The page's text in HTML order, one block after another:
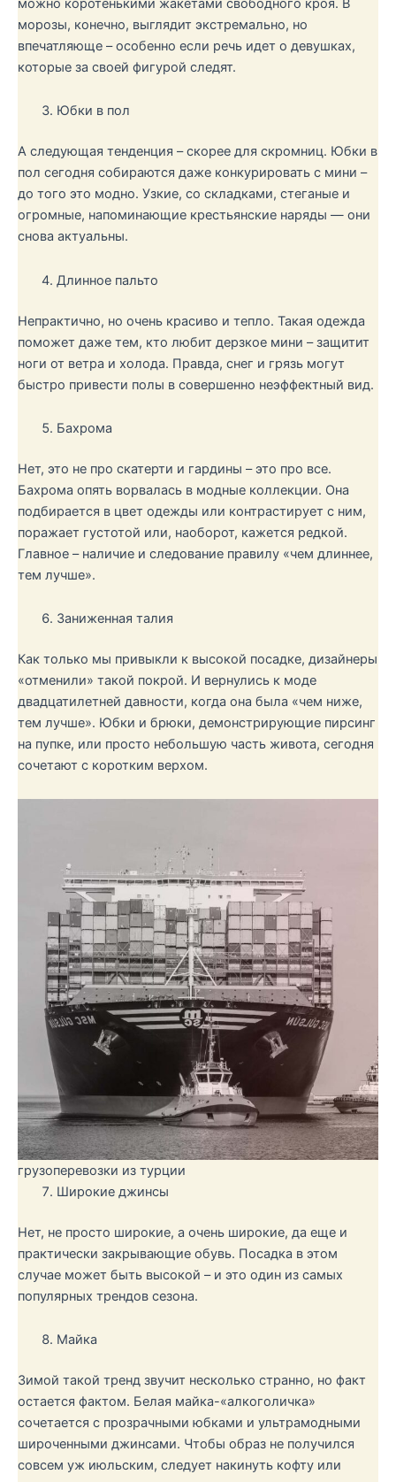
можно коротенькими жакетами свободного кроя. В
морозы, конечно, выглядит экстремально, но
впечатляюще – особенно если речь идет о девушках,
которые за своей фигурой следят.
Юбки в пол
А следующая тенденция – скорее для скромниц. Юбки в
пол сегодня собираются даже конкурировать с мини –
до того это модно. Узкие, со складками, стеганые и
огромные, напоминающие крестьянские наряды — они
снова актуальны.
Длинное пальто
Непрактично, но очень красиво и тепло. Такая одежда
поможет даже тем, кто любит дерзкое мини – защитит
ноги от ветра и холода. Правда, снег и грязь могут
быстро привести полы в совершенно неэффектный вид.
Бахрома
Нет, это не про скатерти и гардины – это про все.
Бахрома опять ворвалась в модные коллекции. Она
подбирается в цвет одежды или контрастирует с ним,
поражает густотой или, наоборот, кажется редкой.
Главное – наличие и следование правилу «чем длиннее,
тем лучше».
Заниженная талия
Как только мы привыкли к высокой посадке, дизайнеры
«отменили» такой покрой. И вернулись к моде
двадцатилетней давности, когда она была «чем ниже,
тем лучше». Юбки и брюки, демонстрирующие пирсинг
на пупке, или просто небольшую часть живота, сегодня
сочетают с коротким верхом.
грузоперевозки из турции
Широкие джинсы
Нет, не просто широкие, а очень широкие, да еще и
практически закрывающие обувь. Посадка в этом
случае может быть высокой – и это один из самых
популярных трендов сезона.
Майка
Зимой такой тренд звучит несколько странно, но факт
остается фактом. Белая майка-«алкоголичка»
сочетается с прозрачными юбками и ультрамодными
широченными джинсами. Чтобы образ не получился
совсем уж июльским, следует накинуть кофту или